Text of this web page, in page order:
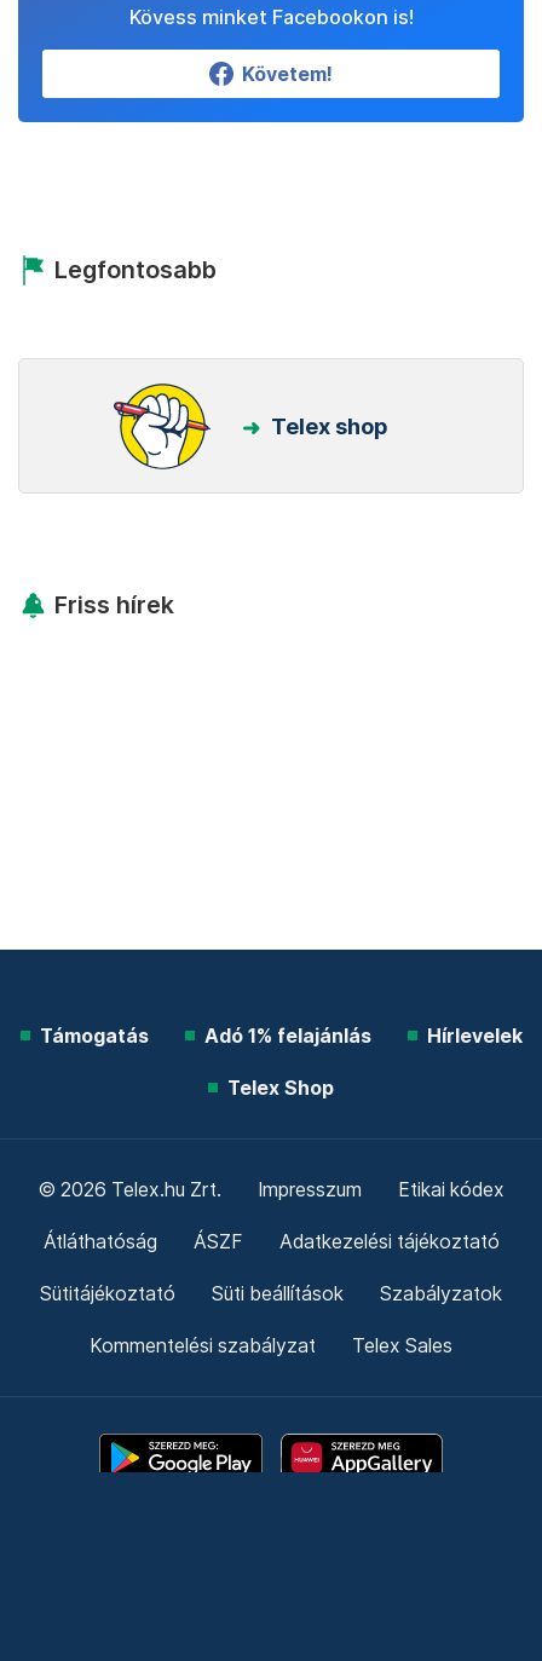
Kövess minket Facebookon is!
Követem!
Legfontosabb
Telex shop
Friss hírek
Támogatás Adó 1% felajánlás Hírlevelek
Telex Shop
© 2026 Telex.hu Zrt. Impresszum Etikai kódex
Átláthatóság ÁSZF Adatkezelési tájékoztató
Sütitájékoztató Süti beállítások Szabályzatok
Kommentelési szabályzat Telex Sales